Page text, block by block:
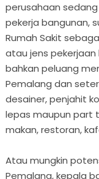
perusahaan
pekerja bangunan,
Rumah Sakit
atau jens pekerjaan
bahkan peluang
Pemalang dan
desainer, penjahit
lepas maupun part
makan, restoran,
Atau mungkin
Pemalang, kepala